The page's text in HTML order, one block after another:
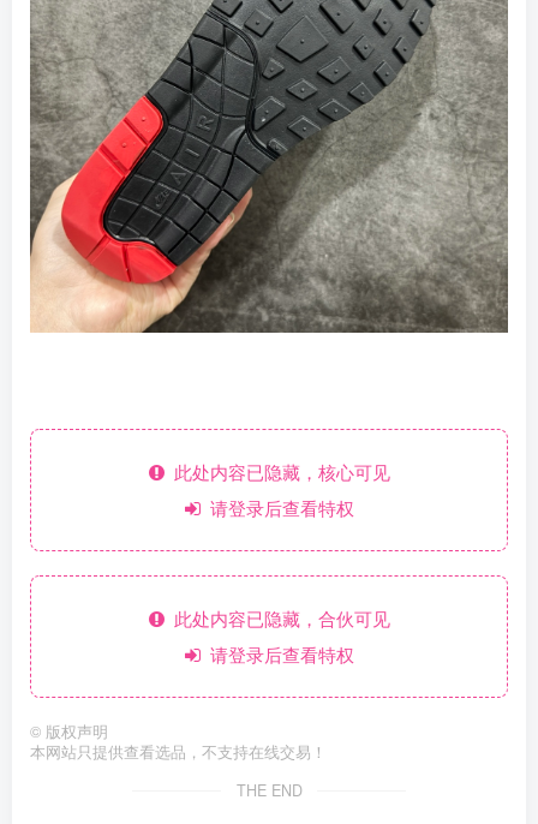
此处内容已隐藏，核心可见
请登录后查看特权
此处内容已隐藏，合伙可见
请登录后查看特权
© 版权声明
本网站只提供查看选品，不支持在线交易！
THE END